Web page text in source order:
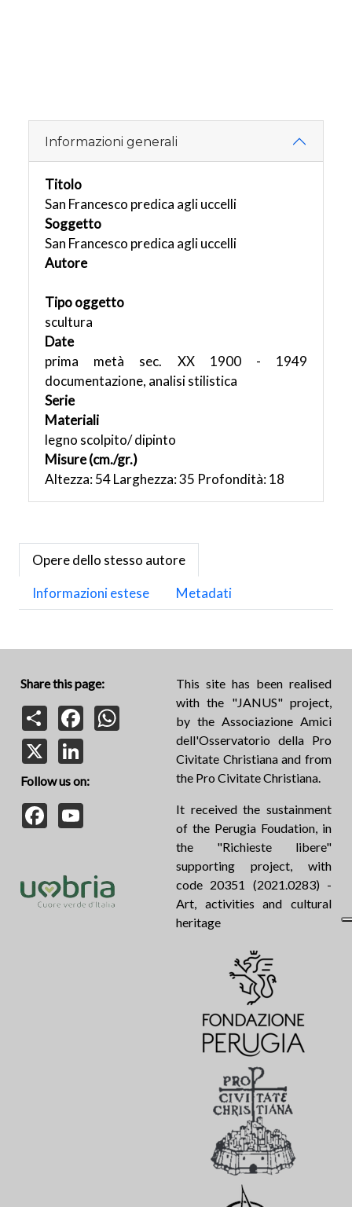
Informazioni generali
Titolo
San Francesco predica agli uccelli
Soggetto
San Francesco predica agli uccelli
Autore
Tipo oggetto
scultura
Date
prima metà sec. XX 1900 - 1949
documentazione, analisi stilistica
Serie
Materiali
legno scolpito/ dipinto
Misure (cm./gr.)
Altezza: 54 Larghezza: 35 Profondità: 18
Opere dello stesso autore
Informazioni estese
Metadati
Share this page:
Share
Facebook
Follow us on:
Facebook
This site has been realised
with the "JANUS" project,
by the Associazione Amici
dell'Osservatorio della Pro
Civitate Christiana and from
the Pro Civitate Christiana.
It received the sustainment
of the Perugia Foudation, in
the "Richieste libere"
supporting project, with
code 20351 (2021.0283) -
Art, activities and cultural
heritage